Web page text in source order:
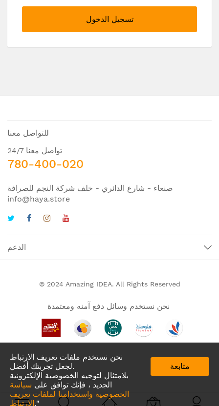
نحن نستخدم ملفات تعريف الارتباط
لجعل تجربتك أفضل.
بلامتثال لتوجيه الخصوصية الإلكترونية
الجديد ، فإنك توافق على سياسة
الخصوصية واستخدامنا لملفات تعريف
الارتباط."
متابعة
تسجيل الدخول
للتواصل معنا
تواصل معنا 24/7
780-400-020
صنعاء - شارع الدائري - خلف شركة النجم للصرافة
info@haya.store
الدعم
© 2024 Amazing IDEA. All Rights Reserved
تطبيقات لدينا في